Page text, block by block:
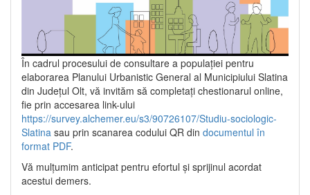
În cadrul procesului de consultare a populaţiei pentru
elaborarea Planului Urbanistic General al Municipiului Slatina
din Județul Olt, vă invităm să completați chestionarul online,
fie prin accesarea link-ului
https://survey.alchemer.eu/s3/90726107/Studiu-sociologic-
Slatina sau prin scanarea codului QR din documentul în
format PDF.
Vă mulţumim anticipat pentru efortul şi sprijinul acordat
acestui demers.